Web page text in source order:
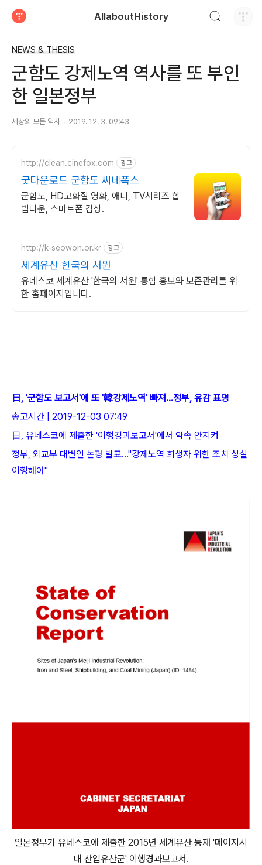
AllaboutHistory
NEWS & THESIS
군함도 강제노역 역사를 또 부인
한 일본정부
세상의 모든 역사 2019. 12. 3. 09:43
http://clean.cinefox.com 광고
굿다운로드 군함도 씨네폭스
군함도, HD고화질 영화, 애니, TV시리즈 합
법다운, 스마트폰 감상.
http://k-seowon.or.kr 광고
세계유산 한국의 서원
유네스코 세계유산 '한국의 서원' 통합 홍보와 보존관리를 위
한 홈페이지입니다.
日, '군함도 보고서'에 또 '韓강제노역' 빠져…정부, 유감 표명
송고시간 | 2019-12-03 07:49
日, 유네스코에 제출한 '이행경과보고서'에서 약속 안지켜
정부, 외교부 대변인 논평 발표…"강제노역 희생자 위한 조치 성실
이행해야"
일본정부가 유네스코에 제출한 2015년 세계유산 등재 '메이지시
대 산업유산군' 이행경과보고서.